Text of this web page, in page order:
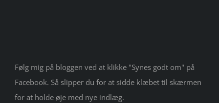
Følg mig på bloggen ved at klikke "Synes godt om" på
Facebook. Så slipper du for at sidde klæbet til skærmen
for at holde øje med nye indlæg.